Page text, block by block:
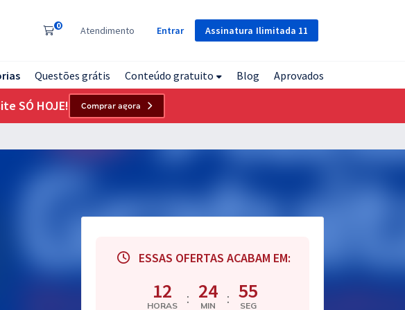
Assinatura Ilimitada 11
0 Atendimento Entrar
Questões grátis Conteúdo gratuito Blog Aprovados
SÓ HOJE! Comprar agora
ESSAS OFERTAS ACABAM EM:
12
HORAS : 24
MIN : 54
SEG